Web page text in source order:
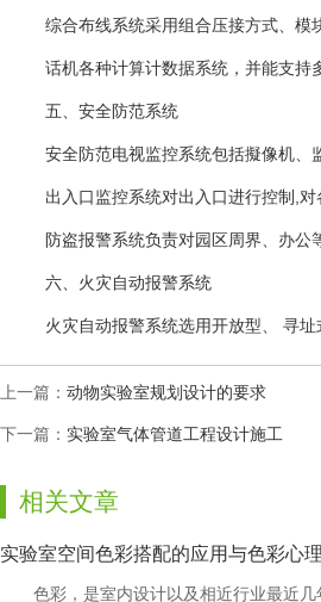
综合布线系统采用组合压接方式、模块
话机各种计算计数据系统，并能支持多媒
五、安全防范系统
安全防范电视监控系统包括擬像机、监视器
出入口监控系统对出入口进行控制,对各
防盗报警系统负责对园区周界、办公
六、火灾自动报警系统
火灾自动报警系统选用开放型、 寻址
上一篇： 动物实验室规划设计的要求
下一篇： 实验室气体管道工程设计施工
相关文章
实验室空间色彩搭配的应用与色彩心
色彩，是室内设计以及相近行业最近